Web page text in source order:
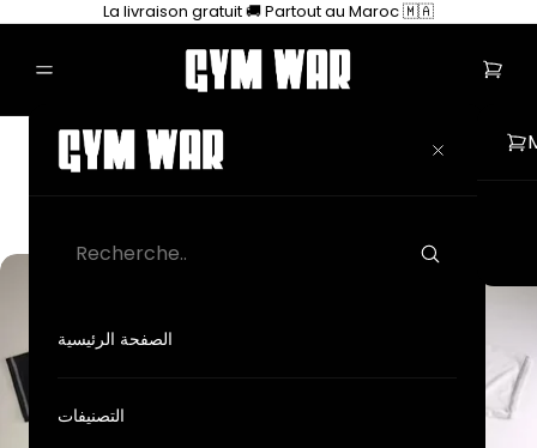
La livraison gratuit 🚚 Partout au Maroc 🇲🇦
الصفحة الرئيسية
التصنيفات
Collections GYM